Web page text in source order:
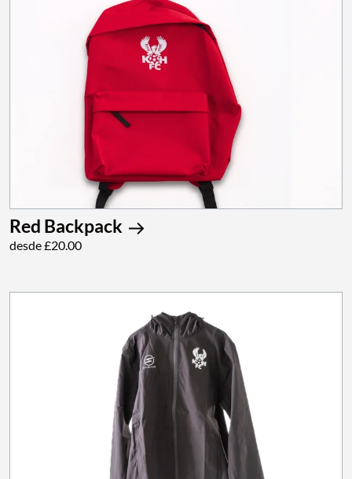
Red Backpack
desde £20.00